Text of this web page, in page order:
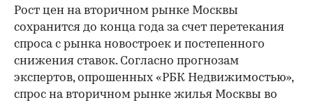
Рост цен на вторичном рынке Москвы
сохранится до конца года за счет перетекания
спроса с рынка новостроек и постепенного
снижения ставок. Согласно прогнозам
экспертов, опрошенных «РБК Недвижимостью»,
спрос на вторичном рынке жилья Москвы во